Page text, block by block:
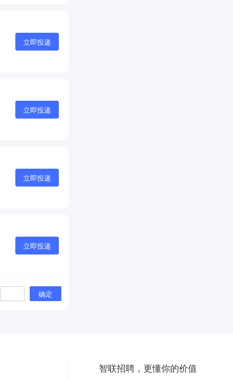
立即投递
立即投递
立即投递
立即投递
确定
智联招聘，更懂你的价值